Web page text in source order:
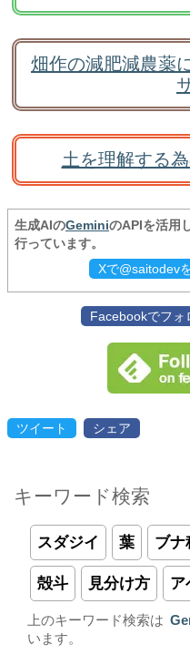
畑作の減肥減農薬
土を理解する
生成AIのGeminiのAPIを活用
行っています。
Xで@saitodev
Facebookでフォ
ツイート シェア
キーワード検索
スダジイ 葉 ブナ
殻斗 見分け方 ア
上のキーワード検索は
います。